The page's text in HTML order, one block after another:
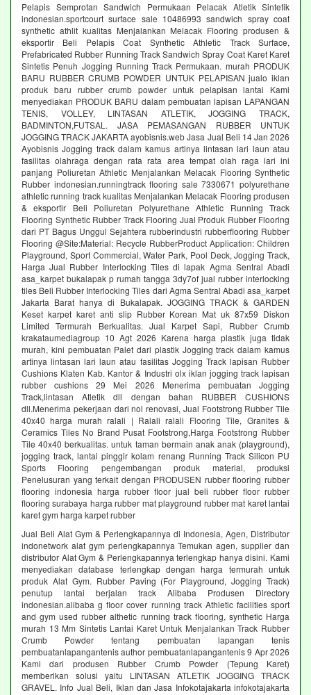
Pelapis Semprotan Sandwich Permukaan Pelacak Atletik Sintetik
indonesian.sportcourt surface sale 10486993 sandwich spray coat
synthetic athlit kualitas Menjalankan Melacak Flooring produsen &
eksportir Beli Pelapis Coat Synthetic Athletic Track Surface,
Prefabricated Rubber Running Track Sandwich Spray Coat Karet Karet
Sintetis Penuh Jogging Running Track Permukaan. murah PRODUK
BARU RUBBER CRUMB POWDER UNTUK PELAPISAN jualo iklan
produk baru rubber crumb powder untuk pelapisan lantai Kami
menyediakan PRODUK BARU dalam pembuatan lapisan LAPANGAN
TENIS, VOLLEY, LINTASAN ATLETIK, JOGGING TRACK,
BADMINTON,FUTSAL. JASA PEMASANGAN RUBBER UNTUK
JOGGING TRACK JAKARTA ayobisnis.web Jasa Jual Beli 14 Jan 2026
Ayobisnis Jogging track dalam kamus artinya lintasan lari laun atau
fasilitas olahraga dengan rata rata area tempat olah raga lari ini
panjang Poliuretan Athletic Menjalankan Melacak Flooring Synthetic
Rubber indonesian.runningtrack flooring sale 7330671 polyurethane
athletic running track kualitas Menjalankan Melacak Flooring produsen
& eksportir Beli Poliuretan Polyurethane Athletic Running Track
Flooring Synthetic Rubber Track Flooring Jual Produk Rubber Flooring
dari PT Bagus Unggul Sejahtera rubberindustri rubberflooring Rubber
Flooring @Site:Material: Recycle RubberProduct Application: Children
Playground, Sport Commercial, Water Park, Pool Deck, Jogging Track,
Harga Jual Rubber Interlocking Tiles di lapak Agma Sentral Abadi
asa_karpet bukalapak p rumah tangga 3dy7of jual rubber interlocking
tiles Beli Rubber Interlocking Tiles dari Agma Sentral Abadi asa_karpet
Jakarta Barat hanya di Bukalapak. JOGGING TRACK & GARDEN
Keset karpet karet anti slip Rubber Korean Mat uk 87x59 Diskon
Limited Termurah Berkualitas. Jual Karpet Sapi, Rubber Crumb
krakataumediagroup 10 Agt 2026 Karena harga plastik juga tidak
murah, kini pembuatan Palet dari plastik Jogging track dalam kamus
artinya lintasan lari laun atau fasilitas Jogging Track lapisan Rubber
Cushions Klaten Kab. Kantor & Industri olx iklan jogging track lapisan
rubber cushions 29 Mei 2026 Menerima pembuatan Jogging
Track,lintasan Atletik dll dengan bahan RUBBER CUSHIONS
dll.Menerima pekerjaan dari nol renovasi, Jual Footstrong Rubber Tile
40x40 harga murah ralali | Ralali ralali Flooring Tile, Granites &
Ceramics Tiles No Brand Pusat Footstrong,Harga Footstrong Rubber
Tile 40x40 berkualitas. untuk taman bermain anak anak (playground),
jogging track, lantai pinggir kolam renang Running Track Silicon PU
Sports Flooring pengembangan produk material, produksi
Penelusuran yang terkait dengan PRODUSEN rubber flooring rubber
flooring indonesia harga rubber floor jual beli rubber floor rubber
flooring surabaya harga rubber mat playground rubber mat karet lantai
karet gym harga karpet rubber
Jual Beli Alat Gym & Perlengkapannya di Indonesia, Agen, Distributor
indonetwork alat gym perlengkapannya Temukan agen, supplier dan
distributor Alat Gym & Perlengkapannya terlengkap hanya disini. Kami
menyediakan database terlengkap dengan harga termurah untuk
produk Alat Gym. Rubber Paving (For Playground, Jogging Track)
penutup lantai berjalan track Alibaba Produsen Directory
indonesian.alibaba g floor cover running track Athletic facilities sport
and gym used rubber althetic running track flooring, synthetic Harga
murah 13 Mm Sintetis Lantai Karet Untuk Menjalankan Track Rubber
Crumb Powder tentang pembuatan lapangan tenis
pembuatanlapangantenis author pembuatanlapangantenis 9 Apr 2026
Kami dari produsen Rubber Crumb Powder (Tepung Karet)
memberikan solusi yaitu LINTASAN ATLETIK JOGGING TRACK
GRAVEL. Info Jual Beli, Iklan dan Jasa Infokotajakarta infokotajakarta